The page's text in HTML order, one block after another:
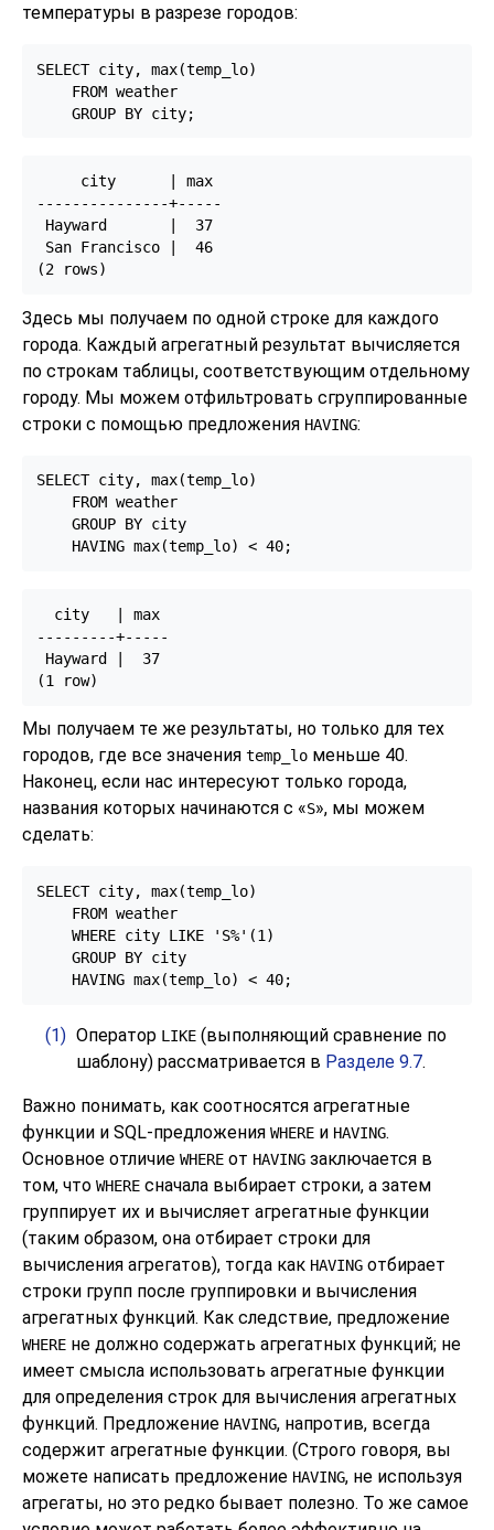
температуры в разрезе городов:
SELECT city, max(temp_lo)
    FROM weather
    GROUP BY city;
     city      | max
---------------+-----
Hayward       |  37
San Francisco |  46
Здесь мы получаем по одной строке для каждого
города. Каждый агрегатный результат вычисляется
по строкам таблицы, соответствующим отдельному
городу. Мы можем отфильтровать сгруппированные
строки с помощью предложения HAVING:
SELECT city, max(temp_lo)
    FROM weather
    GROUP BY city
    HAVING max(temp_lo) < 40;
  city   | max
---------+-----
Hayward |  37
Мы получаем те же результаты, но только для тех
городов, где все значения temp_lo меньше 40.
Наконец, если нас интересуют только города,
названия которых начинаются с «S», мы можем
сделать:
SELECT city, max(temp_lo)
    FROM weather
    WHERE city LIKE 'S%'
(1)
    GROUP BY city
    HAVING max(temp_lo) < 40;
(1) Оператор LIKE (выполняющий сравнение по
шаблону) рассматривается в Разделе 9.7.
Важно понимать, как соотносятся агрегатные
функции и SQL-предложения WHERE и HAVING.
Основное отличие WHERE от HAVING заключается в
том, что WHERE сначала выбирает строки, а затем
группирует их и вычисляет агрегатные функции
(таким образом, она отбирает строки для
вычисления агрегатов), тогда как HAVING отбирает
строки групп после группировки и вычисления
агрегатных функций. Как следствие, предложение
WHERE не должно содержать агрегатных функций; не
имеет смысла использовать агрегатные функции
для определения строк для вычисления агрегатных
функций. Предложение HAVING, напротив, всегда
содержит агрегатные функции. (Строго говоря, вы
можете написать предложение HAVING, не используя
агрегаты, но это редко бывает полезно. То же самое